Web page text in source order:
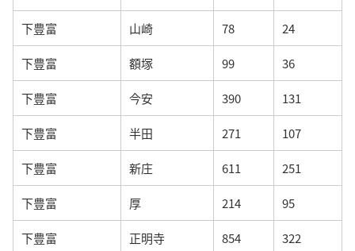
下豊富 山崎 78 24
下豊富 額塚 99 36
下豊富 今安 390 131
下豊富 半田 271 107
下豊富 新庄 611 251
下豊富 厚 214 95
下豊富 正明寺 854 322